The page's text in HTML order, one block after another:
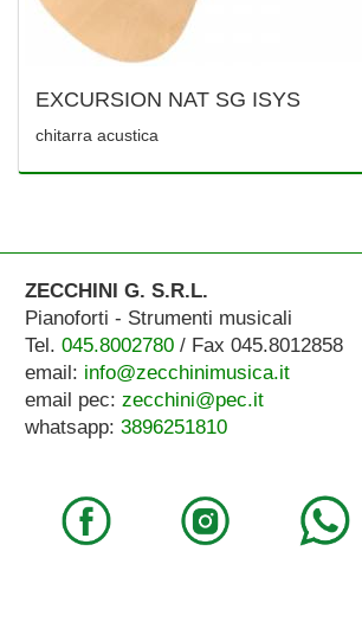
EXCURSION NAT SG ISYS
chitarra acustica
ZECCHINI G. S.R.L.
Pianoforti - Strumenti musicali
Tel. 045.8002780/ Fax 045.8012858
email: info@zecchinimusica.it
email pec: zecchini@pec.it
whatsapp: 3896251810